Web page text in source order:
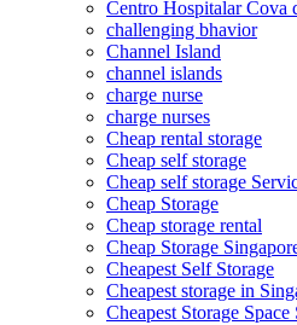
Centro Hospitalar Cova
challenging bhavior
Channel Island
channel islands
charge nurse
charge nurses
Cheap rental storage
Cheap self storage
Cheap self storage
Cheap Storage
Cheap storage rental
Cheap Storage
Cheapest Self Storage
Cheapest storage in
Cheapest Storage Space